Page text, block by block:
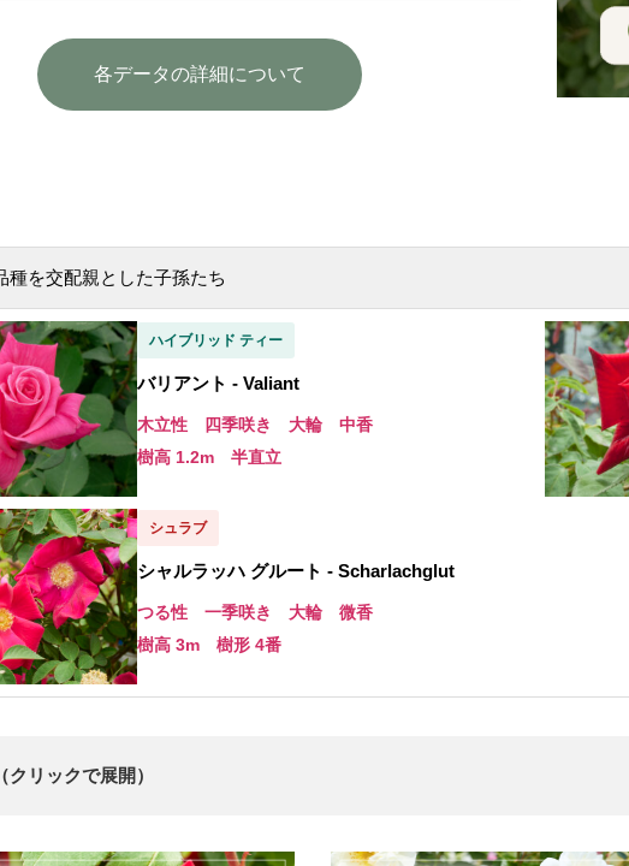
各データの詳細について
種を交配親とした子孫たち
ハイブリッド ティー
バリアント - Valiant
木立性 四季咲き 大輪 中香
樹高 1.2m 半直立
シュラブ
シャルラッハ グルート - Scharlachglut
つる性 一季咲き 大輪 微香
樹高 3m 樹形 4番
クリックで展開）